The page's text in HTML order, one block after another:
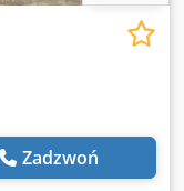
Zadzwoń